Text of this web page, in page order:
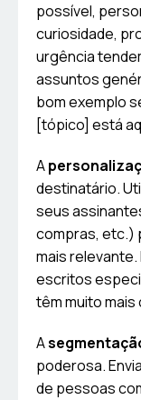
possível,
curiosidade,
urgência
assuntos
bom exemplo
[tópico] está
A
destinatário.
seus
compras, etc.)
mais
escritos
têm muito
A
poderosa.
de pessoas